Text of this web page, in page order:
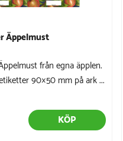
Äppelmust
från egna äpplen.
90×50 mm på ark ...
KÖP